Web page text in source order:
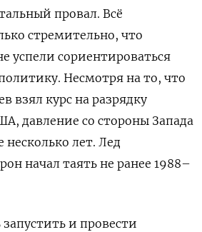
провал. Всё
стремительно, что
успели сориентироваться
Несмотря на то, что
взял курс на разрядку
давление со стороны Запада
лет. Лед
начал таять не ранее 1988–
запустить и провести